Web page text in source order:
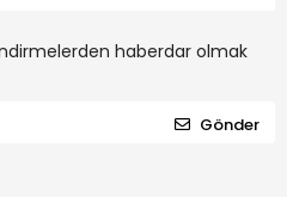
haberdar olmak
Gönder